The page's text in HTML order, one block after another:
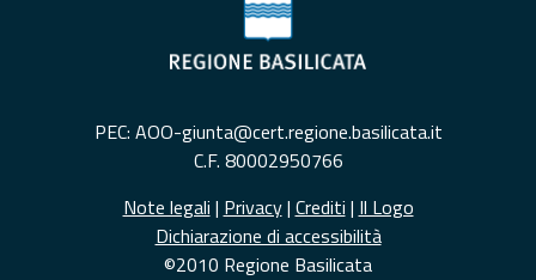
PEC: AOO-giunta@cert.regione.basilicata.it
C.F. 80002950766
Note legali | Privacy| Crediti | Il Logo
Dichiarazione di accessibilità
©2010 Regione Basilicata